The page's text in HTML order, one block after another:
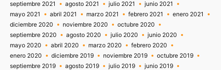
septiembre 2021
agosto 2021 julio 2021
junio 2021
mayo 2021
abril 2021 marzo 2021 febrero 2021
enero 2021
diciembre 2020
noviembre 2020
octubre 2020
septiembre 2020
agosto 2020 julio 2020
junio 2020
mayo 2020
abril 2020 marzo 2020
febrero 2020
enero 2020
diciembre 2019 noviembre 2019
octubre 2019
septiembre 2019
agosto 2019 julio 2019
junio 2019